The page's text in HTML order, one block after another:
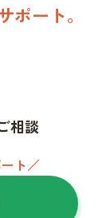
ート。
相談
ト／